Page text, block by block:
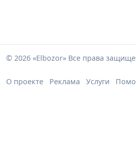
© 2026 «Elbozor» Все права
О проекте Реклама Услуги